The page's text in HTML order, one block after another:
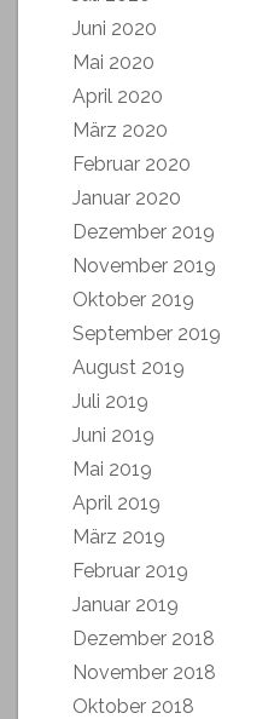
Juni 2020
Mai 2020
April 2020
März 2020
Februar 2020
Januar 2020
Dezember 2019
November 2019
Oktober 2019
September 2019
August 2019
Juli 2019
Juni 2019
Mai 2019
April 2019
März 2019
Februar 2019
Januar 2019
Dezember 2018
November 2018
Oktober 2018